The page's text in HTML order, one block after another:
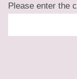
Please enter the